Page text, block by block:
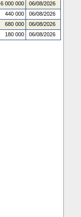
6 000 000
06/08/2026
440 000
06/08/2026
680 000
06/08/2026
180 000 06/08/2026